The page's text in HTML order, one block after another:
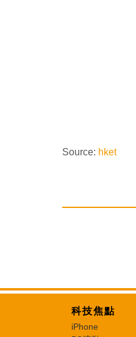
Source: hket
科技焦點
iPhone